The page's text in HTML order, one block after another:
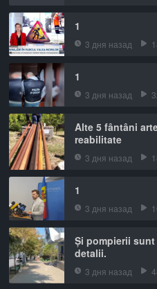
1
3 дня назад
1
3 дня назад
Alte 5 fântâni
reabilitate
3 дня назад
1
3 дня назад
Și pompierii
detalii.
3 дня назад